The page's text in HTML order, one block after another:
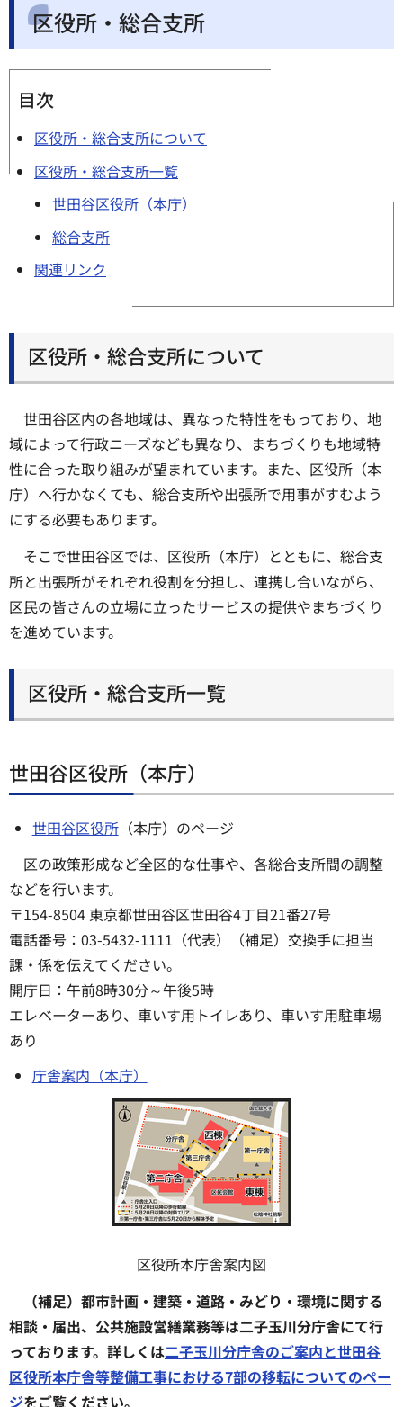
区役所・総合支所
目次
区役所・総合支所について
区役所・総合支所一覧
世田谷区役所（本庁）
総合支所
関連リンク
区役所・総合支所について
世田谷区内の各地域は、異なった特性をもっており、地
域によって行政ニーズなども異なり、まちづくりも地域特
性に合った取り組みが望まれています。また、区役所（本
庁）へ行かなくても、総合支所や出張所で用事がすむよう
にする必要もあります。
そこで世田谷区では、区役所（本庁）とともに、総合支
所と出張所がそれぞれ役割を分担し、連携し合いながら、
区民の皆さんの立場に立ったサービスの提供やまちづくり
を進めています。
区役所・総合支所一覧
世田谷区役所（本庁）
世田谷区役所（本庁）のページ
区の政策形成など全区的な仕事や、各総合支所間の調整
などを行います。
〒154-8504 東京都世田谷区世田谷4丁目21番27号
電話番号：03-5432-1111（代表）（補足）交換手に担当
課・係を伝えてください。
開庁日：午前8時30分～午後5時
エレベーターあり、車いす用トイレあり、車いす用駐車場
あり
庁舎案内（本庁）
区役所本庁舎案内図
（補足）都市計画・建築・道路・みどり・環境に関する
相談・届出、公共施設営繕業務等は二子玉川分庁舎にて行
っております。詳しくは二子玉川分庁舎のご案内と世田谷
区役所本庁舎等整備工事における7部の移転についてのペー
ジをご覧ください。